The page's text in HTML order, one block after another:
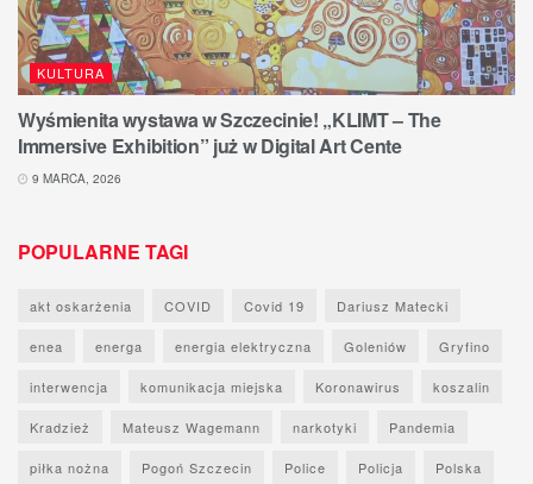
KULTURA
Wyśmienita wystawa w Szczecinie! „KLIMT – The
Immersive Exhibition” już w Digital Art Cente
9 MARCA, 2026
POPULARNE TAGI
akt oskarżenia COVID Covid 19 Dariusz Matecki
enea energa energia elektryczna Goleniów Gryfino
interwencja komunikacja miejska Koronawirus koszalin
Kradzież Mateusz Wagemann narkotyki Pandemia
piłka nożna Pogoń Szczecin Police Policja Polska